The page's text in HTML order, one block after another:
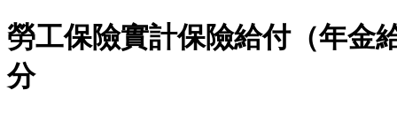
勞工保險實計保險給付（年金
分